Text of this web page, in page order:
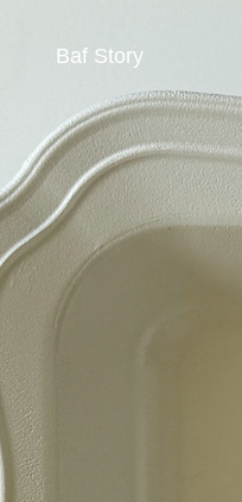
Baf Story